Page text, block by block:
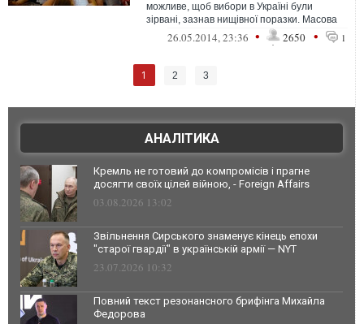
можливе, щоб вибори в Україні були
зірвані, зазнав нищівної поразки. Масова
явка виборців у даному випадку означає ...
26.05.2014, 23:36 • 2650 • 1
1 2 3
АНАЛІТИКА
Кремль не готовий до компромісів і прагне
досягти своїх цілей війною, - Foreign Affairs
03.08.2026 13:02
Звільнення Сирського знаменує кінець епохи
"старої гвардії" в українській армії — NYT
23.07.2026 10:32
Повний текст резонансного брифінга Михайла
Федорова